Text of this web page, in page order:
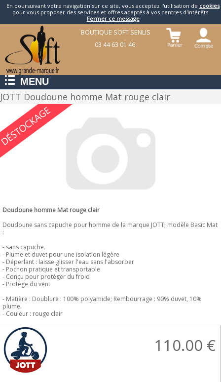
En poursuivant votre navigation sur ce site, vous acceptez l'utilisation de cookies
pour vous proposer des services et offres adaptés à vos centres d'intérêts.
Fermer ce message
BOUTIQUE SOFT SENLIS
03 44 63 01 46
MENU
JOTT Doudoune homme Mat rouge clair
Doudoune homme Mat rouge clair
Doudoune sans capuche pour homme de la marque JOTT; modèle Basic Mat
:
- sans capuche.
- Plume et duvet pour une isolation légère
- Déperlant : laisse glisser l'eau sans l'absorber
- Pochon pratique et transportable
- Conçu pour protéger du froid
- Protège du vent
- Matière : Doublure : 100% polyamide; Rembourrage : 90% duvet, 10%
plume.
- Couleur : rouge clair
110.00 €